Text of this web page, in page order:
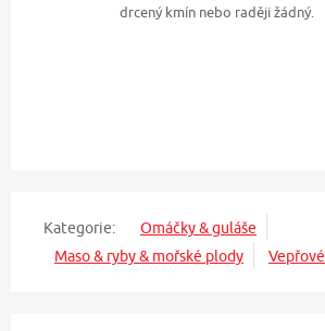
drcený kmín nebo raději žádný.
Kategorie:
Omáčky & guláše
Maso & ryby & mořské plody
Vepřové